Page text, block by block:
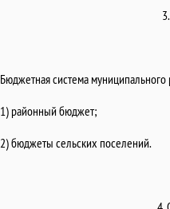
Бюджетная система
1) районный бюджет;
2) бюджеты сельских поселений.